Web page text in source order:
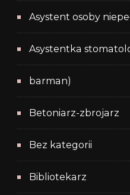
Asystent osoby
Asystentka
barman)
Betoniarz-zbrojarz
Bez kategorii
Bibliotekarz